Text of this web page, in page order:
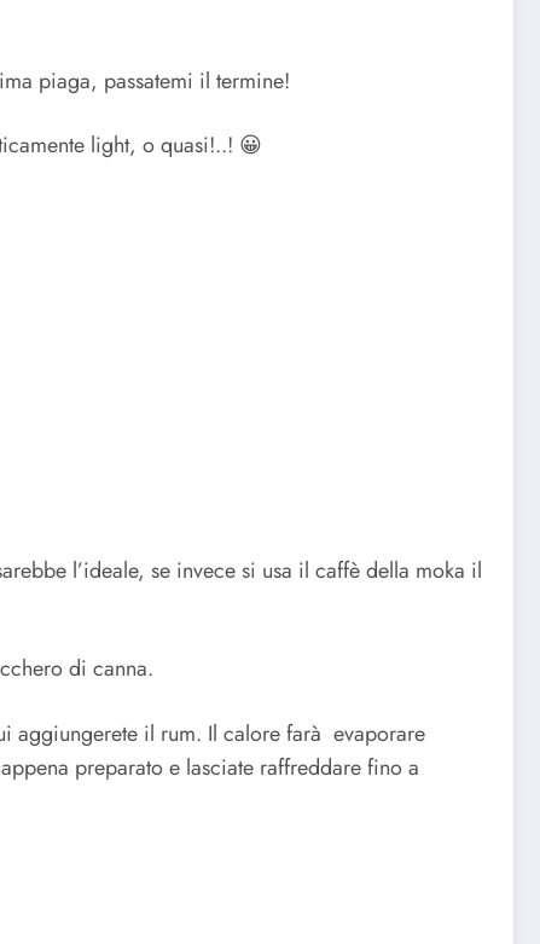
piaga, passatemi il termine!
light, o quasi!..! 😀
l’ideale, se invece si usa il caffè della moka il
di canna.
aggiungerete il rum. Il calore farà evaporare
preparato e lasciate raffreddare fino a